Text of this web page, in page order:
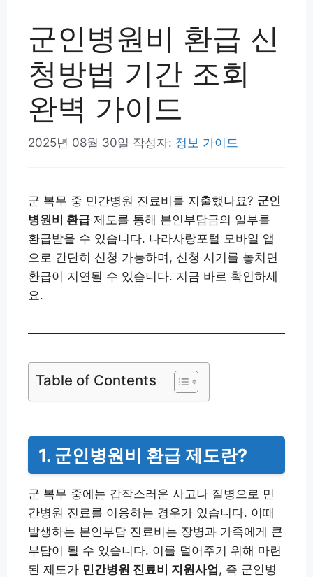
군인병원비 환급 신
청방법 기간 조회
완벽 가이드
2025년 08월 30일 작성자: 정보 가이드
군 복무 중 민간병원 진료비를 지출했나요? 군인
병원비 환급 제도를 통해 본인부담금의 일부를
환급받을 수 있습니다. 나라사랑포털 모바일 앱
으로 간단히 신청 가능하며, 신청 시기를 놓치면
환급이 지연될 수 있습니다. 지금 바로 확인하세
요.
Table of Contents
1. 군인병원비 환급 제도란?
군 복무 중에는 갑작스러운 사고나 질병으로 민
간병원 진료를 이용하는 경우가 있습니다. 이때
발생하는 본인부담 진료비는 장병과 가족에게 큰
부담이 될 수 있습니다. 이를 덜어주기 위해 마련
된 제도가 민간병원 진료비 지원사업, 즉 군인병